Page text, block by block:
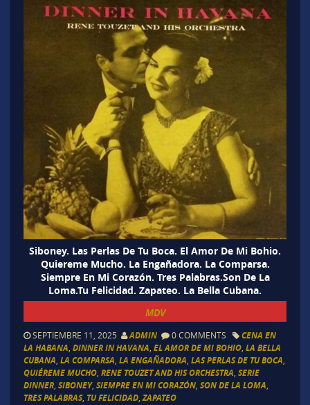
Siboney. Las Perlas De Tu Boca. El Amor De Mi Bohio.
Quiereme Mucho. La Engañadora. La Comparsa.
Siempre En Mi Corazón. Tres Palabras.Son De La
Loma.Tu Felicidad. Zapateo. La Bella Cubana.
MDV
SEPTIEMBRE 11, 2025 ADMIN 0 COMMENTS
CENA EN
LA HABANA, DINNER IN HAVANA, EL AMOR DE MI BOHIO, LA BELLA
CUBANA, LA COMPARSA, LA ENGAÑADORA, LAS PERLAS DE TU BOCA,
QUIÉREME MUCHO, RENE TOUZET AND HIS ORCHESTRA, SERIE
DINNER, SIBONEY, SIEMPRE EN MI CORAZÓN, SON DE LA LOMA,
TRES PALABRAS, TU FELICIDAD,ZAPATEO